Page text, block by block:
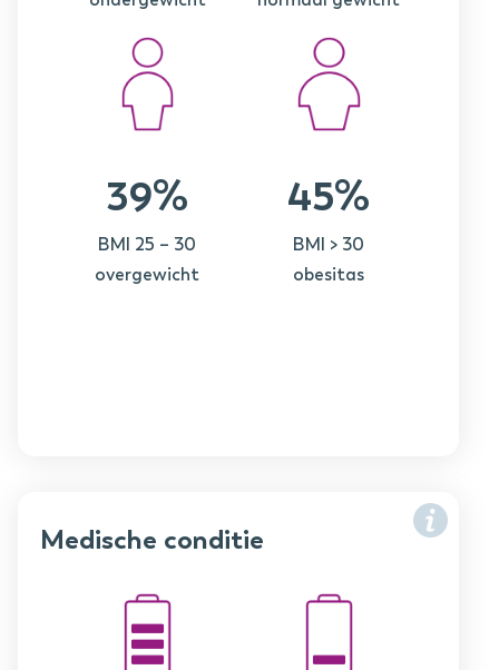
39%
BMI 25 – 30
overgewicht
45%
BMI > 30
obesitas
Medische conditie